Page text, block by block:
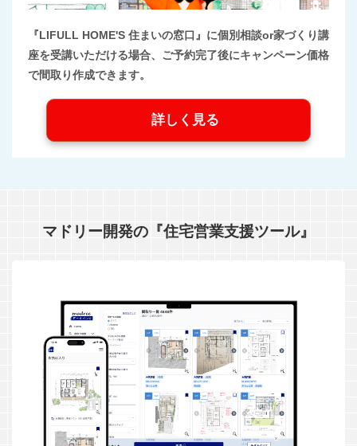
『LIFULL HOME'S 住まいの窓口』に個別相談or家づくり講
座を受講いただける場合、ご予約完了後にキャンペーン価格
で間取り作成できます。
詳しく見る
マドリー開発の『住宅営業支援ツール』